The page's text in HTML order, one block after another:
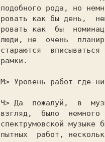
подобного рода, но
ровать как бы день,
ровать как  бы
люди, не  очень
стараются
рамки.
M> Уровень работ где-
Ч> Да  пожалуй,  в
взгляд,  было
спектрумовской музыке
пытных  работ,